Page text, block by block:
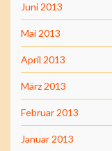
Juni 2013
Mai 2013
April 2013
März 2013
Februar 2013
Januar 2013